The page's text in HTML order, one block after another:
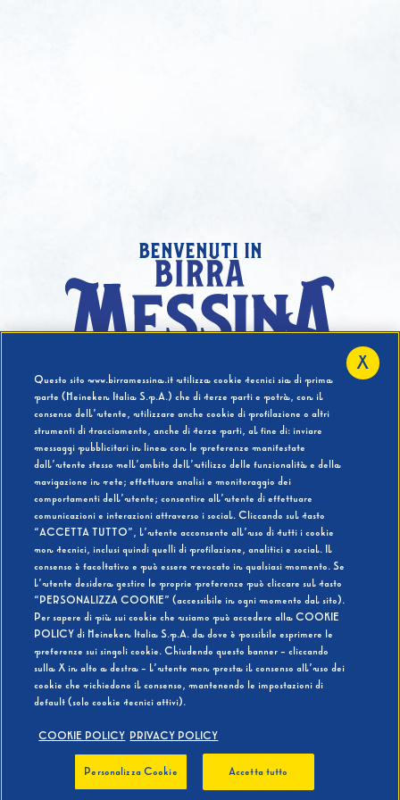
benvenuti in
Hai compiuto 18 Anni?
SI NO
BEVI RESPONSABILMENTE
Questo sito www.birramessina.it utilizza cookie tecnici sia di prima
parte (Heineken Italia S.p.A.) che di terze parti e potrà, con il
consenso dell’utente, utilizzare anche cookie di profilazione o altri
strumenti di tracciamento, anche di terze parti, al fine di: inviare
messaggi pubblicitari in linea con le preferenze manifestate
dall’utente stesso nell’ambito dell’utilizzo delle funzionalità e della
navigazione in rete; effettuare analisi e monitoraggio dei
comportamenti dell’utente; consentire all’utente di effettuare
comunicazioni e interazioni attraverso i social. Cliccando sul tasto
“ACCETTA TUTTO”, l’utente acconsente all’uso di tutti i cookie
non tecnici, inclusi quindi quelli di profilazione, analitici e social. Il
consenso è facoltativo e può essere revocato in qualsiasi momento. Se
l’utente desidera gestire le proprie preferenze può cliccare sul tasto
“PERSONALIZZA COOKIE” (accessibile in ogni momento dal sito).
Per sapere di più sui cookie che usiamo può accedere alla COOKIE
POLICY di Heineken Italia S.p.A. da dove è possibile esprimere le
preferenze sui singoli cookie. Chiudendo questo banner - cliccando
sulla X in alto a destra - l’utente non presta il consenso all’uso dei
cookie che richiedono il consenso, mantenendo le impostazioni di
default (solo cookie tecnici attivi).
COOKIE POLICY PRIVACY POLICY
Personalizza Cookie Accetta tutto
X